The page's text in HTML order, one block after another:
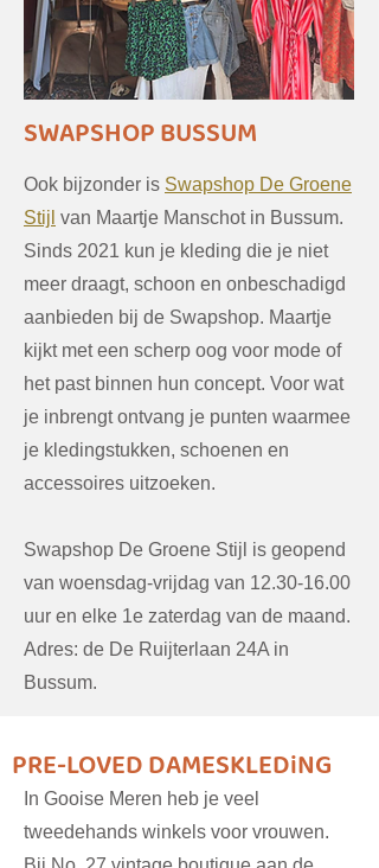
SWAPSHOP BUSSUM
Ook bijzonder is Swapshop De Groene
Stijl van Maartje Manschot in Bussum.
Sinds 2021 kun je kleding die je niet
meer draagt, schoon en onbeschadigd
aanbieden bij de Swapshop. Maartje
kijkt met een scherp oog voor mode of
het past binnen hun concept. Voor wat
je inbrengt ontvang je punten waarmee
je kledingstukken, schoenen en
accessoires uitzoeken.
Swapshop De Groene Stijl is geopend
van woensdag-vrijdag van 12.30-16.00
uur en elke 1e zaterdag van de maand.
Adres: de De Ruijterlaan 24A in
Bussum.
PRE-LOVED DAMESKLEDiNG
In Gooise Meren heb je veel
tweedehands winkels voor vrouwen.